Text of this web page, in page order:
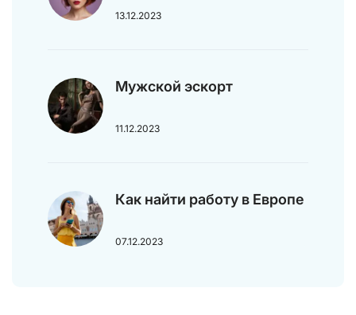
13.12.2023
Мужской эскорт
11.12.2023
Как найти работу в Европе
07.12.2023